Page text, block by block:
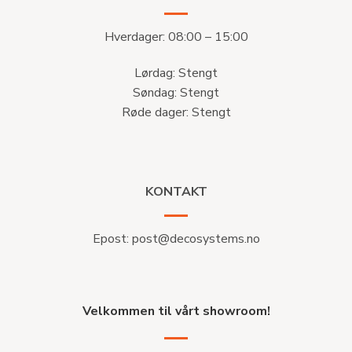
Hverdager: 08:00 – 15:00
Lørdag: Stengt
Søndag: Stengt
Røde dager: Stengt
KONTAKT
Epost: post@decosystems.no
Velkommen til vårt showroom!